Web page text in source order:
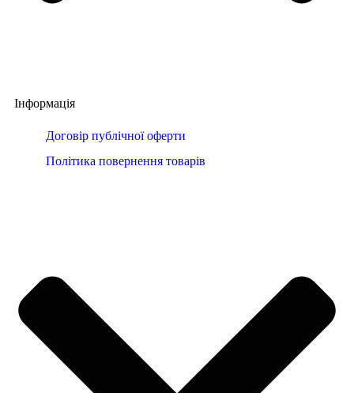
Інформація
Договір публічної оферти
Політика повернення товарів